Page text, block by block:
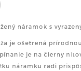
náramok s
je ošetrená
je na čierny
náramku radi